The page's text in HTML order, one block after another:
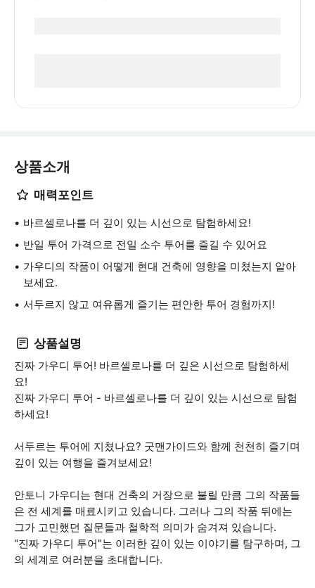
상품소개
매력포인트
바르셀로나를 더 깊이 있는 시선으로 탐험하세요!
반일 투어 가격으로 전일 소수 투어를 즐길 수 있어요
가우디의 작품이 어떻게 현대 건축에 영향을 미쳤는지 알아
보세요.
서두르지 않고 여유롭게 즐기는 편안한 투어 경험까지!
상품설명
진짜 가우디 투어! 바르셀로나를 더 깊은 시선으로 탐험하세
요!
진짜 가우디 투어 - 바르셀로나를 더 깊이 있는 시선으로 탐험
하세요!
서두르는 투어에 지쳤나요? 굿맨가이드와 함께 천천히 즐기며
깊이 있는 여행을 즐겨보세요!
안토니 가우디는 현대 건축의 거장으로 불릴 만큼 그의 작품들
은 전 세계를 매료시키고 있습니다. 그러나 그의 작품 뒤에는
그가 고민했던 질문들과 철학적 의미가 숨겨져 있습니다.
"진짜 가우디 투어"는 이러한 깊이 있는 이야기를 탐구하며, 그
의 세계로 여러분을 초대합니다.